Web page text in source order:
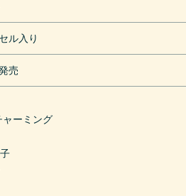
ル入り
売
ャーミング